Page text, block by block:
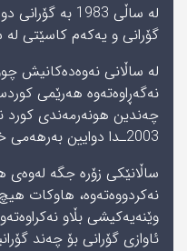
لە ساڵی 1983
گۆرانی و یەکەم کاسێتی لە ساڵی 1988 بڵاو
لە ساڵانی نەوەدەکانیش
نەگەڕاوەتەوە ھەرێمی
چەندین ھونەرمەندی کورد
2003ـدا دوایین بەرھەمی خۆی بڵاو کردووەتەوە.
ساڵانێكی‌ زۆره‌ جگە لەوەی
نەکردووەتەوە، ھاوکات
وێنەیەکیشی بڵاو
ئاوازی گۆرانی بۆ چەند